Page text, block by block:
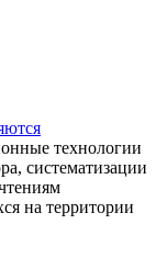
технологии
систематизации
на территории